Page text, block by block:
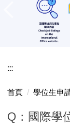
:::
首頁 學位生申
Q：國際學